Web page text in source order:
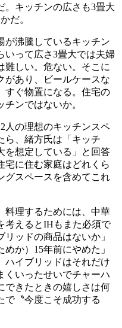
。キッチンの広さも3畳大
だ。
沸騰しているキッチン
いって広さ3畳大では夫婦
難しい。危ない。そこに
があり、ビールケースな
すぐ物置になる。住宅の
ンではないか。
の理想のキッチンスペ
ら、緒方氏は「キッチ
を想定している」と回答
宅に住む家庭はどれくら
グスペースを含めてこれ
理するためには、中華
考えるとIHもまた必須で
ッドの商品はないか」
か）15年前にやめた」
ハイブリッドはそれだけ
くいったせいでチャーハ
できたときの嬉しさは何
で〝今度こそ成功する